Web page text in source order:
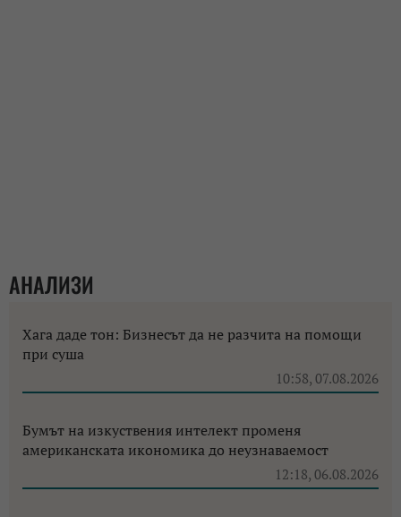
АНАЛИЗИ
Хага даде тон: Бизнесът да не разчита на помощи
при суша
10:58, 07.08.2026
Бумът на изкуствения интелект променя
американската икономика до неузнаваемост
12:18, 06.08.2026